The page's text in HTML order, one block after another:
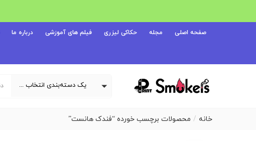
صفحه اصلی مجله حکاکی لیزری فیلم های آموزشی درباره ما
یک دسته‌بندی انتخاب کنید
خانه محصولات برچسب خورده “فندک هانست”